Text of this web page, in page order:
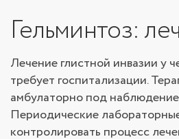
Гельминтоз:
Лечение глистной инвазии у
требует госпитализации.
амбулаторно под
Периодические
контролировать процесс